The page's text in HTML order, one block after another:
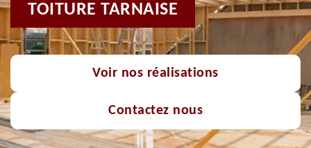
TOITURE TARNAISE
Voir nos réalisations
Contactez nous